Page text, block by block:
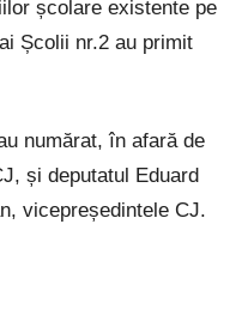
școlare existente pe
Școlii nr.2 au primit
numărat, în afară de
și deputatul Eduard
vicepreședintele CJ.